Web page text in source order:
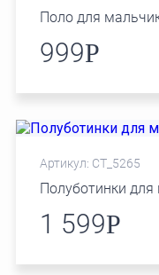
Поло для
999Р
Артикул: СТ_5265
Полуботинки
1 599Р